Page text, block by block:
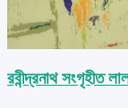
রবীন্দ্রনাথ সংগৃহীত